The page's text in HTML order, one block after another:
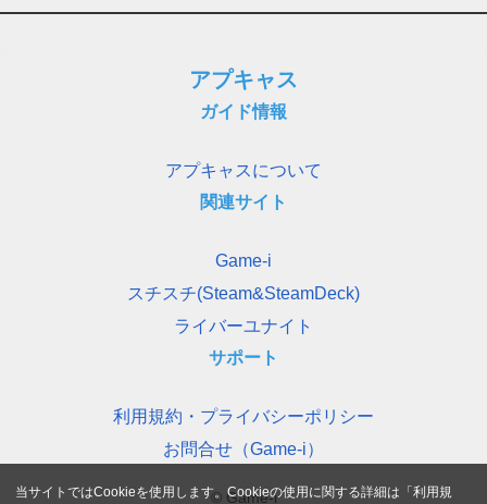
アプキャス
ガイド情報
アプキャスについて
関連サイト
Game-i
スチスチ(Steam&SteamDeck)
ライバーユナイト
サポート
利用規約・プライバシーポリシー
お問合せ（Game-i）
© Game-i
当サイトではCookieを使用します。Cookieの使用に関する詳細は「利用規